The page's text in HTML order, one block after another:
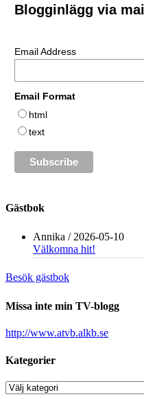
Blogginlägg via
Email Address
Email Format
html
text
Gästbok
Annika / 2026-05-10
Välkomna hit!
Besök gästbok
Missa inte min TV-blogg
http://www.atvb.alkb.se
Kategorier
Kategorier